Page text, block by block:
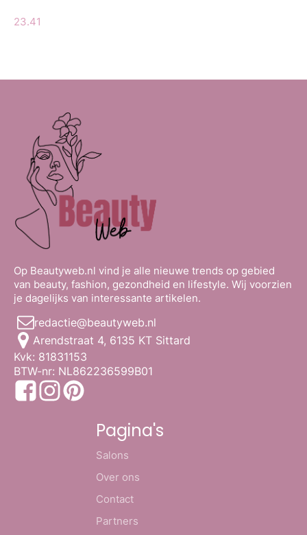
23.41
Op Beautyweb.nl vind je alle nieuwe trends op gebied
van beauty, fashion, gezondheid en lifestyle. Wij voorzien
je dagelijks van interessante artikelen.
redactie@beautyweb.nl
Arendstraat 4, 6135 KT Sittard
Kvk: 81831153
BTW-nr: NL862236599B01
Pagina's
Salons
Over ons
Contact
Partners